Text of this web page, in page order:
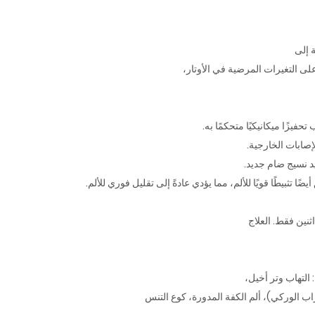
إلى
التغيرات المرضية في الأوتار،
ميكانيكيًا متحكمًا به.
الخارجية.
نسيج ضام جديد.
تثبيطًا قويًا للألم، مما يؤدي عادةً إلى تقليل فوري للألم.
فقط. العلاج
التهاب وتر أخيل،
الوركي)، ألم الكفة المدورة، كوع التنس